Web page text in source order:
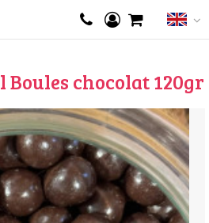
Boules chocolat 120gr